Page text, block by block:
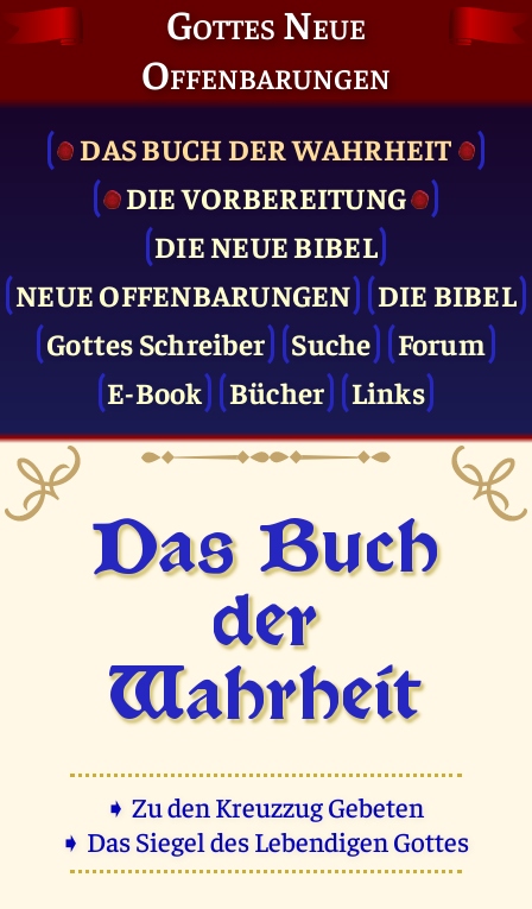
Gottes Neue
Offenbarungen
DAS BUCH DER WAHRHEIT
DIE VOR­BEREITUNG
DIE NEUE BIBEL
NEUE OFFENBARUNGEN
DIE BIBEL
Gottes Schreiber
Suche
Forum
E-Book
Bücher Links
Das Buch
der
Wahrheit
➧ Zu den Kreuzzug Gebeten
➧ Das Siegel des Lebendigen Gottes